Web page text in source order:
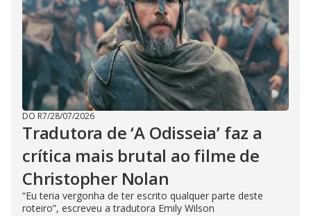
DO R7/28/07/2026
Tradutora de ‘A Odisseia’ faz a
crítica mais brutal ao filme de
Christopher Nolan
“Eu teria vergonha de ter escrito qualquer parte deste
roteiro”, escreveu a tradutora Emily Wilson